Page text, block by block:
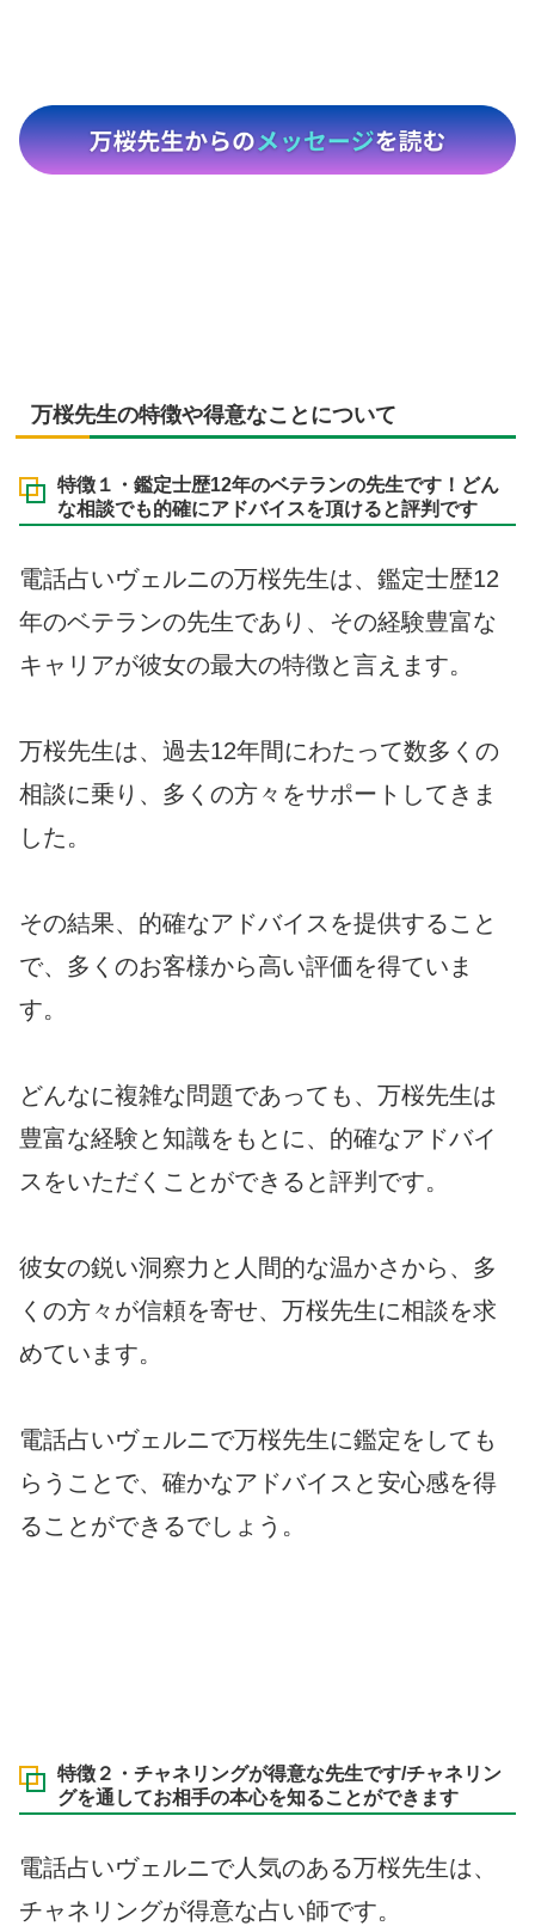
万桜先生の特徴や得意なことについて
特徴１・鑑定士歴12年のベテランの先生です！どん
な相談でも的確にアドバイスを頂けると評判です
電話占いヴェルニの万桜先生は、鑑定士歴12
年のベテランの先生であり、その経験豊富な
キャリアが彼女の最大の特徴と言えます。
万桜先生は、過去12年間にわたって数多くの
相談に乗り、多くの方々をサポートしてきま
した。
その結果、的確なアドバイスを提供すること
で、多くのお客様から高い評価を得ていま
す。
どんなに複雑な問題であっても、万桜先生は
豊富な経験と知識をもとに、的確なアドバイ
スをいただくことができると評判です。
彼女の鋭い洞察力と人間的な温かさから、多
くの方々が信頼を寄せ、万桜先生に相談を求
めています。
電話占いヴェルニで万桜先生に鑑定をしても
らうことで、確かなアドバイスと安心感を得
ることができるでしょう。
特徴２・チャネリングが得意な先生です/チャネリン
グを通してお相手の本心を知ることができます
電話占いヴェルニで人気のある万桜先生は、
チャネリングが得意な占い師です。